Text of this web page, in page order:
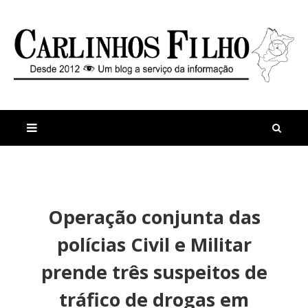
Operação conjunta das
polícias Civil e Militar
prende três suspeitos de
tráfico de drogas em